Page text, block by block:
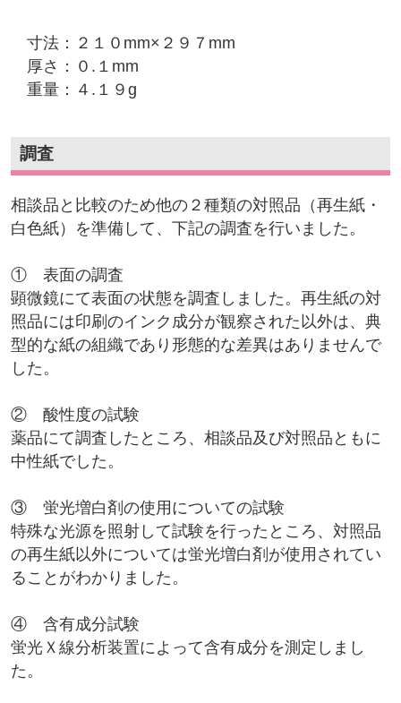
寸法：２１０mm×２９７mm
厚さ：０.１mm
重量：４.１９g
調査
相談品と比較のため他の２種類の対照品（再生紙・
白色紙）を準備して、下記の調査を行いました。
① 表面の調査
顕微鏡にて表面の状態を調査しました。再生紙の対
照品には印刷のインク成分が観察された以外は、典
型的な紙の組織であり形態的な差異はありませんで
した。
② 酸性度の試験
薬品にて調査したところ、相談品及び対照品ともに
中性紙でした。
③ 蛍光増白剤の使用についての試験
特殊な光源を照射して試験を行ったところ、対照品
の再生紙以外については蛍光増白剤が使用されてい
ることがわかりました。
④ 含有成分試験
蛍光Ｘ線分析装置によって含有成分を測定しまし
た。